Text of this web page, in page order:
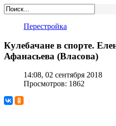
Перестройка
Кулебачане в спорте.
Афанасьева (Власова)
14:08, 02 сентября 2018
Просмотров: 1862